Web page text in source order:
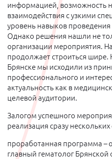
информацией, возможность
взаимодействия с узкими
уровень навыков
Однако решения нашли не
организации мероприятия.
продолжает строиться
Брянске мы исходили из
профессионального и
актуальность как в
целевой аудитории.
Залогом успешного
реализация сразу
проработанная программа –
главный гематолог